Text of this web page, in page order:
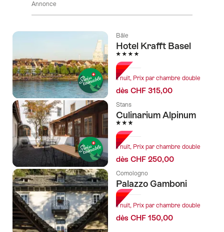
Annonce
Bâle
Hotel Krafft Basel
4 étoiles
1 nuit, Prix par chambre double
dès CHF 315,00
Stans
Culinarium Alpinum
3 étoiles
1 nuit, Prix par chambre double
dès CHF 250,00
Comologno
Palazzo Gamboni
1 nuit, Prix par chambre double
dès CHF 150,00